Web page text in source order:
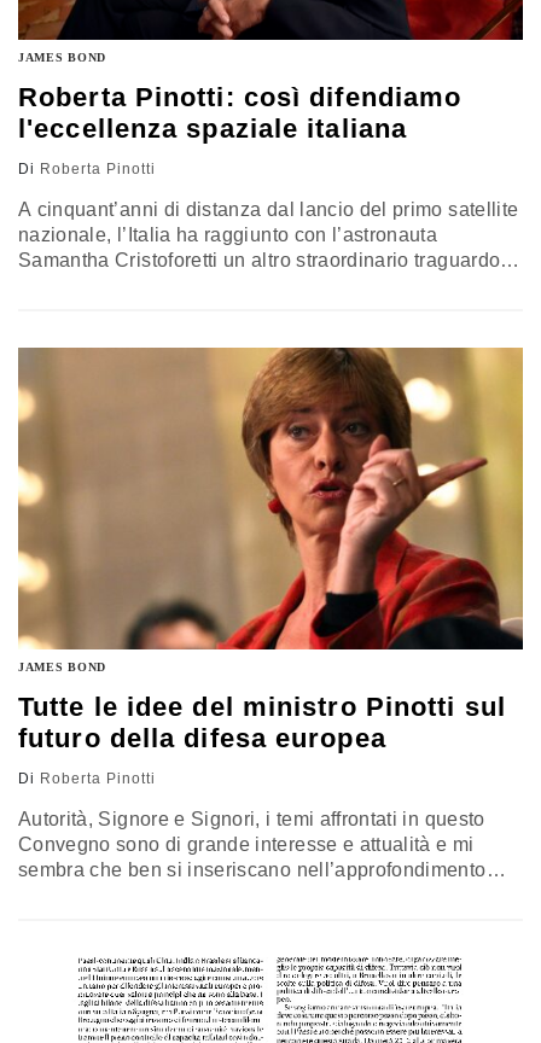
JAMES BOND
Roberta Pinotti: così difendiamo
l'eccellenza spaziale italiana
Di Roberta Pinotti
A cinquant’anni di distanza dal lancio del primo satellite
nazionale, l’Italia ha raggiunto con l’astronauta
Samantha Cristoforetti un altro straordinario traguardo
valore a livello internazionale. L’industria aerospaziale
italiana oggi è costituita da grandi player ma anche da
molte Pmi…
JAMES BOND
Tutte le idee del ministro Pinotti sul
futuro della difesa europea
Di Roberta Pinotti
Autorità, Signore e Signori, i temi affrontati in questo
Convegno sono di grande interesse e attualità e mi
sembra che ben si inseriscano nell’approfondimento
state presentate poche settimane fa al Consiglio
Supremo di Difesa e sono…